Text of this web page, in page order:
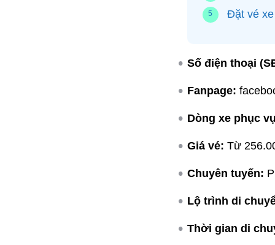
Đặt vé
Số điện thoại
Fanpage:
Dòng xe phục
Giá vé: Từ
Chuyên tuyến:
Lộ trình di
Thời gian di